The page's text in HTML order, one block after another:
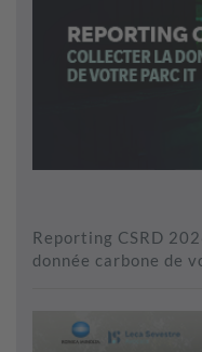
Reporting CSRD
donnée carbone de